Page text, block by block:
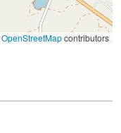
OpenStreetMapcontributors